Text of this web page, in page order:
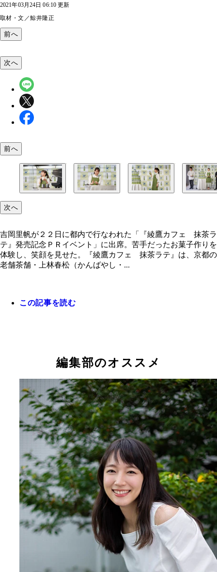
2021年03月24日 06:10 更新
取材・文／鯨井隆正
前へ
次へ
前へ
次へ
吉岡里帆が２２日に都内で行なわれた「『綾鷹カフェ 抹茶ラ
テ』発売記念ＰＲイベント」に出席。苦手だったお菓子作りを
体験し、笑顔を見せた。『綾鷹カフェ 抹茶ラテ』は、京都の
老舗茶舗・上林春松（かんばやし・...
この記事を読む
編集部のオススメ